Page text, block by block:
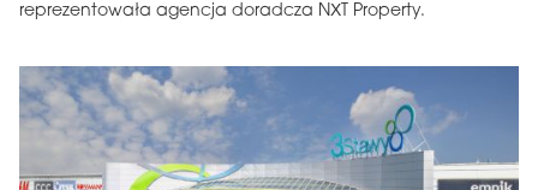
reprezentowała agencja doradcza NXT Property.